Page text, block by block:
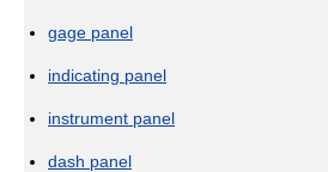
gage panel
indicating panel
instrument panel
dash panel